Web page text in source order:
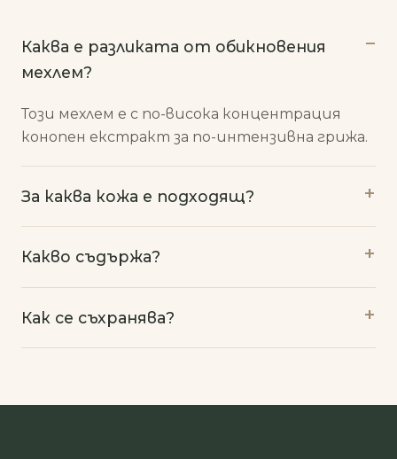
Каква е разликата от обикновения
мехлем?
Този мехлем е с по-висока концентрация
конопен екстракт за по-интензивна грижа.
За каква кожа е подходящ?
Какво съдържа?
Как се съхранява?